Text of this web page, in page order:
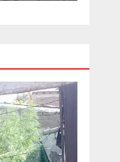
en la
alta